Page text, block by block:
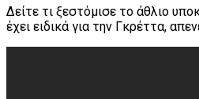
Δείτε τι ξεστόμισε το άθλιο
έχει ειδικά για την Γκρέττα,